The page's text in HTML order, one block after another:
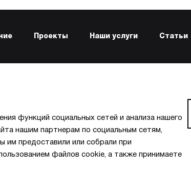
функций социальных сетей и анализа нашего
нашим партнерам по социальным сетям,
им предоставили или собрали при
файлов cookie, а также принимаете
Проекты Наши услуги Статьи
Email:info@perun.ua